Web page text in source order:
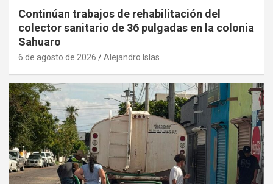
Continúan trabajos de rehabilitación del
colector sanitario de 36 pulgadas en la colonia
Sahuaro
6 de agosto de 2026 Alejandro Islas